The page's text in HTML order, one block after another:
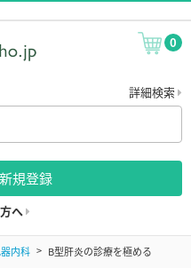
0
詳細検索
規登録
へ
内科 B型肝炎の診療を極める